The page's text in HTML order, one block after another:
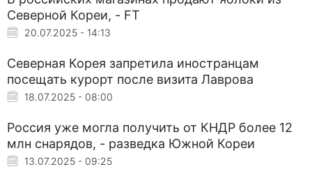
Северной Кореи, - FT
20.07.2025 - 14:13
Северная Корея запретила иностранцам
посещать курорт после визита Лаврова
18.07.2025 - 08:00
Россия уже могла получить от КНДР более 12
млн снарядов, - разведка Южной Кореи
13.07.2025 - 09:25